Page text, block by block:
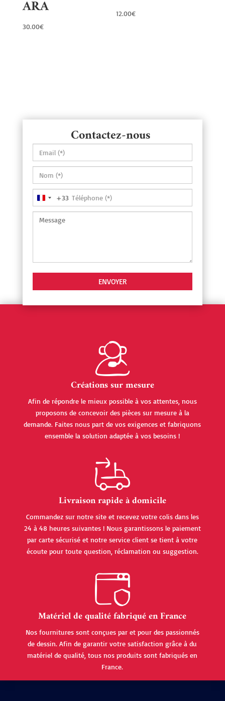
ARA
30.00€
12.00€
Contactez-nous
France
+33
+33
Créations sur mesure
Afin de répondre le mieux possible à vos attentes, nous
proposons de concevoir des pièces sur mesure à la
demande. Faites nous part de vos exigences et fabriquons
ensemble la solution adaptée à vos besoins !
Livraison rapide à domicile
Commandez sur notre site et recevez votre colis dans les
24 à 48 heures suivantes ! Nous garantissons le paiement
par carte sécurisé et notre service client se tient à votre
écoute pour toute question, réclamation ou suggestion.
Matériel de qualité fabriqué en France
Nos fournitures sont conçues par et pour des passionnés
de dessin. Afin de garantir votre satisfaction grâce à du
matériel de qualité, tous nos produits sont fabriqués en
France.